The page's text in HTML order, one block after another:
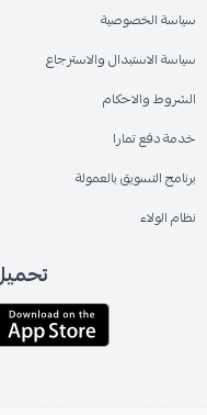
سياسة الخصوصية
سياسة الاستبدال والاسترجاع
الشروط والاحكام
خدمة دفع تمارا
برنامج التسويق بالعمولة
نظام الولاء